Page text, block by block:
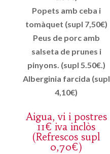
Popets amb ceba i
tomàquet (supl 7,50€)
Peus de porc amb
salseta de prunes i
pinyons. (supl 5.50€.)
Alberginia farcida (supl
4,10€)
Aigua, vi i postres
11€ iva inclòs
(Refrescos supl
0,70€)